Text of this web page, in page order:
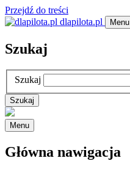
Przejdź do treści
dlapilota.pl
Menu
Szukaj
Szukaj
Menu
Główna nawigacja